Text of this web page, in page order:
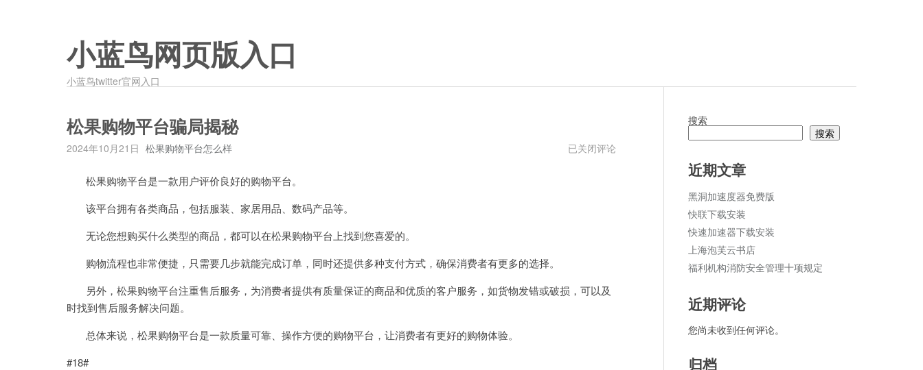
小蓝鸟网页版入口
小蓝鸟twitter官网入口
松果购物平台骗局揭秘
2024年10月21日 松果购物平台怎么样
松
已关闭评论
松果购物平台是一款用户评价良好的购物平台。
该平台拥有各类商品，包括服装、家居用品、数码产品等。
无论您想购买什么类型的商品，都可以在松果购物平台上找到您喜爱的。
购物流程也非常便捷，只需要几步就能完成订单，同时还提供多种支付方式，确保消费者有更多的选择。
另外，松果购物平台注重售后服务，为消费者提供有质量保证的商品和优质的客户服务，如货物发错或破损，可以及
时找到售后服务解决问题。
总体来说，松果购物平台是一款质量可靠、操作方便的购物平台，让消费者有更好的购物体验。
#18#
搜索
搜索
近期文章
黑洞加速度器免费版
快联下载安装
快速加速器下载安装
上海泡芙云书店
福利机构消防安全管理十项规定
近期评论
您尚未收到任何评论。
归档